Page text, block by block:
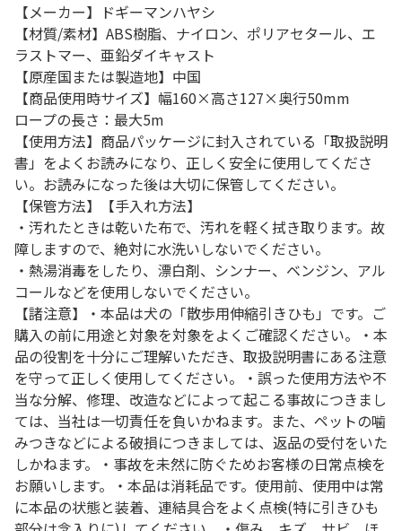
【メーカー】ドギーマンハヤシ
【材質/素材】ABS樹脂、ナイロン、ポリアセタール、エ
ラストマー、亜鉛ダイキャスト
【原産国または製造地】中国
【商品使用時サイズ】幅160×高さ127×奥行50mm
ロープの長さ：最大5m
【使用方法】商品パッケージに封入されている「取扱説明
書」をよくお読みになり、正しく安全に使用してくださ
い。お読みになった後は大切に保管してください。
【保管方法】【手入れ方法】
・汚れたときは乾いた布で、汚れを軽く拭き取ります。故
障しますので、絶対に水洗いしないでください。
・熱湯消毒をしたり、漂白剤、シンナー、ベンジン、アル
コールなどを使用しないでください。
【諸注意】・本品は犬の「散歩用伸縮引きひも」です。ご
購入の前に用途と対象を対象をよくご確認ください。・本
品の役割を十分にご理解いただき、取扱説明書にある注意
を守って正しく使用してください。・誤った使用方法や不
当な分解、修理、改造などによって起こる事故につきまし
ては、当社は一切責任を負いかねます。また、ペットの噛
みつきなどによる破損につきましては、返品の受付をいた
しかねます。・事故を未然に防ぐためお客様の日常点検を
お願いします。・本品は消耗品です。使用前、使用中は常
に本品の状態と装着、連結具合をよく点検(特に引きひも